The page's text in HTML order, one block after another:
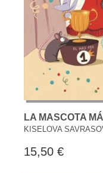
LA MASCOTA
KISELOVA
15,50 €